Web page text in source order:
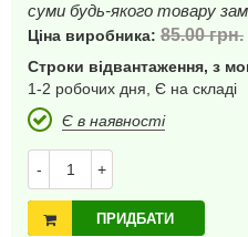
суми будь-якого товару
Ціна виробника: 85.00грн.
Строки відвантаження, з
1-2 робочих дня, Є на складі
Є в наявності
- +
ПРИДБАТИ